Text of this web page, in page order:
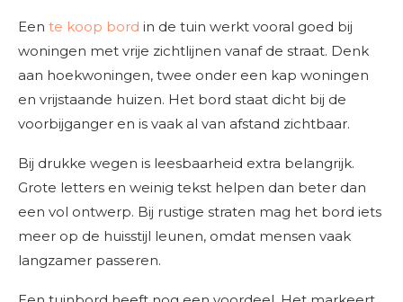
Een te koop bord in de tuin werkt vooral goed bij
woningen met vrije zichtlijnen vanaf de straat. Denk
aan hoekwoningen, twee onder een kap woningen
en vrijstaande huizen. Het bord staat dicht bij de
voorbijganger en is vaak al van afstand zichtbaar.
Bij drukke wegen is leesbaarheid extra belangrijk.
Grote letters en weinig tekst helpen dan beter dan
een vol ontwerp. Bij rustige straten mag het bord iets
meer op de huisstijl leunen, omdat mensen vaak
langzamer passeren.